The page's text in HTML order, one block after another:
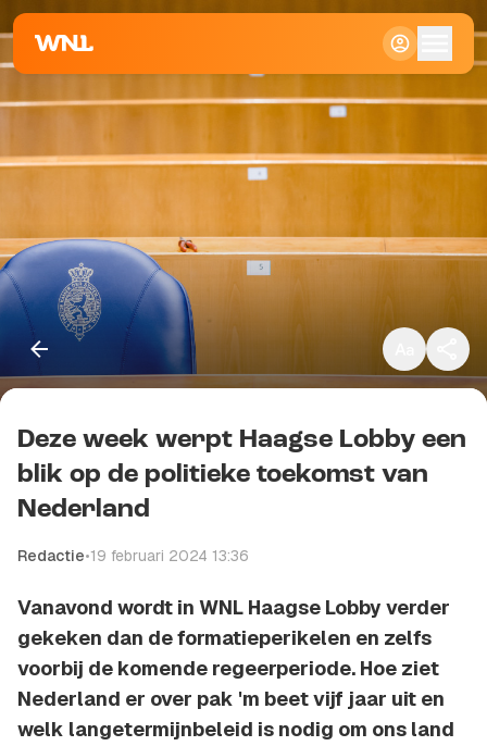
Klein
Kopieer link
Deze week werpt Haagse Lobby een
blik op de politieke toekomst van
Nederland
Redactie•19 februari 2024 13:36
Vanavond wordt in WNL Haagse Lobby verder
gekeken dan de formatieperikelen en zelfs
voorbij de komende regeerperiode. Hoe ziet
Nederland er over pak 'm beet vijf jaar uit en
welk langetermijnbeleid is nodig om ons land